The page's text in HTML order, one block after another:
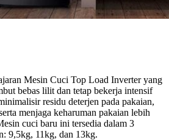
Mesin Cuci Top Load Inverter yang
bebas lilit dan tetap bekerja intensif
residu deterjen pada pakaian,
menjaga keharuman pakaian lebih
cuci baru ini tersedia dalam 3
9,5kg, 11kg, dan 13kg.